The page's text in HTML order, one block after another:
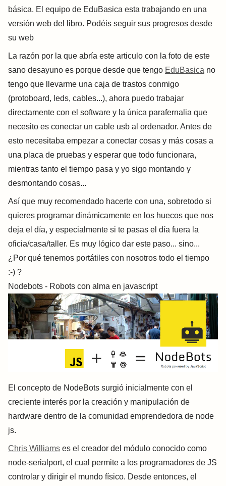
básica. El equipo de EduBasica esta trabajando en una
versión web del libro. Podéis seguir sus progresos desde
su web
La razón por la que abría este articulo con la foto de este
sano desayuno es porque desde que tengo EduBasica no
tengo que llevarme una caja de trastos conmigo
(protoboard, leds, cables...), ahora puedo trabajar
directamente con el software y la única parafernalia que
necesito es conectar un cable usb al ordenador. Antes de
esto necesitaba empezar a conectar cosas y más cosas a
una placa de pruebas y esperar que todo funcionara,
mientras tanto el tiempo pasa y yo sigo montando y
desmontando cosas...
Así que muy recomendado hacerte con una, sobretodo si
quieres programar dinámicamente en los huecos que nos
deja el día, y especialmente si te pasas el día fuera la
oficia/casa/taller. Es muy lógico dar este paso... sino...
¿Por qué tenemos portátiles con nosotros todo el tiempo
:-) ?
Nodebots - Robots con alma en javascript
El concepto de NodeBots surgió inicialmente con el
creciente interés por la creación y manipulación de
hardware dentro de la comunidad emprendedora de node
js.
Chris Williams es el creador del módulo conocido como
node-serialport, el cual permite a los programadores de JS
controlar y dirigir el mundo físico. Desde entonces, el